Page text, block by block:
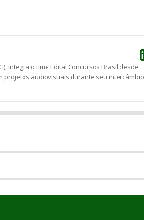
integra o time Edital Concursos Brasil desde
projetos audiovisuais durante seu intercâmbio